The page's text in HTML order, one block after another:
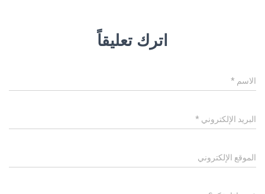
اترك تعليقاً
الاسم *
البريد الإلكتروني *
الموقع الإلكتروني